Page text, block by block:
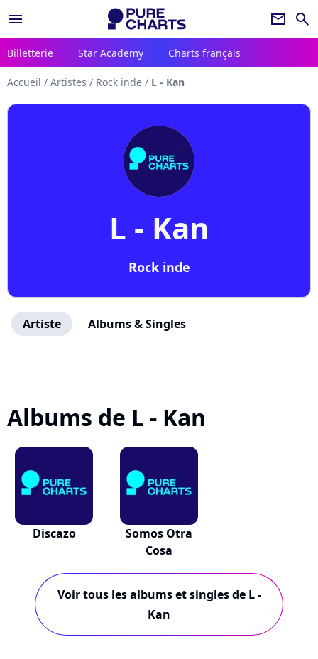
menu newsletter search
Billetterie Star Academy Charts français
Accueil / Artistes / Rock inde / L - Kan
L - Kan
Rock inde
Artiste Albums & Singles
Albums de L - Kan
Discazo
Somos Otra
Cosa
Voir tous les albums et singles de L -
Kan